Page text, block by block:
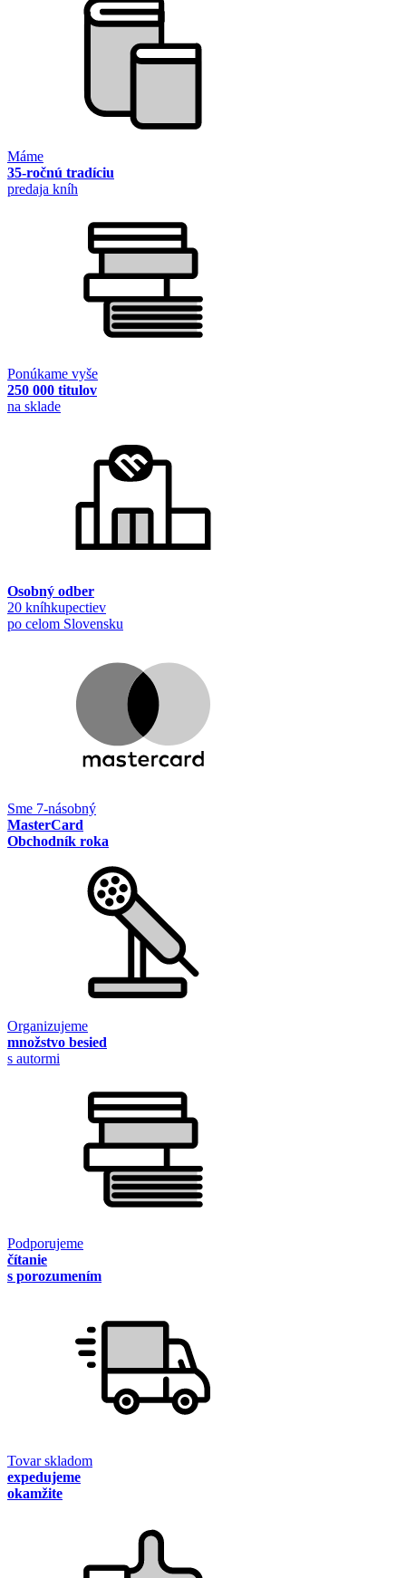
Máme
35-ročnú tradíciu
predaja kníh
Ponúkame vyše
250 000 titulov
na sklade
Osobný odber
20 kníhkupectiev
po celom Slovensku
Sme 7-násobný
MasterCard
Obchodník roka
Organizujeme
množstvo besied
s autormi
Podporujeme
čítanie
s porozumením
Tovar skladom
expedujeme
okamžite